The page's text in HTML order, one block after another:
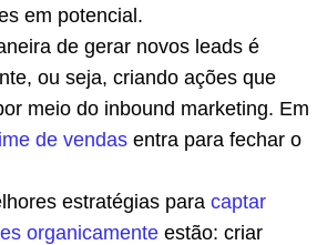
em potencial.
de gerar novos leads é
ou seja, criando ações que
meio do inbound marketing. Em
de vendas entra para fechar o
estratégias para captar
organicamente estão: criar